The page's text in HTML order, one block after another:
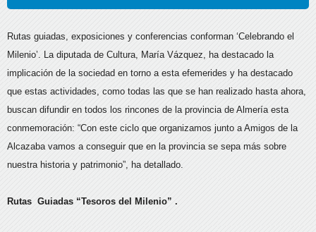
Rutas guiadas, exposiciones y conferencias conforman ‘Celebrando el
Milenio’. La diputada de Cultura, María Vázquez, ha destacado la
implicación de la sociedad en torno a esta efemerides y ha destacado
que estas actividades, como todas las que se han realizado hasta ahora,
buscan difundir en todos los rincones de la provincia de Almería esta
conmemoración: “Con este ciclo que organizamos junto a Amigos de la
Alcazaba vamos a conseguir que en la provincia se sepa más sobre
nuestra historia y patrimonio”, ha detallado.
Rutas Guiadas “Tesoros del Milenio” .